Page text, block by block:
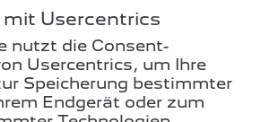
Usercentrics
nutzt die Consent-
Usercentrics, um Ihre
Speicherung bestimmter
Endgerät oder zum